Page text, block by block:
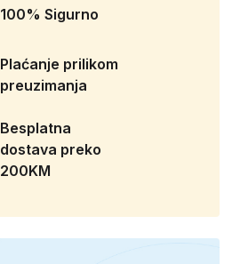
100% Sigurno
Plaćanje prilikom
preuzimanja
Besplatna
dostava preko
200KM